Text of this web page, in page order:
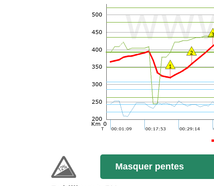
Masquer pentes